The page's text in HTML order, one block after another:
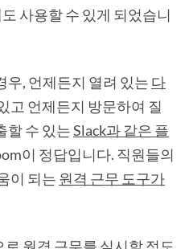
사용할 수 있게 되었습니
우, 언제든지 열려 있는 다
고 언제든지 방문하여 질
할 수 있는Slack과 같은 플
이 정답입니다. 직원들의
이 되는 원격 근무 도구가
원격 근무를 실시할 정도